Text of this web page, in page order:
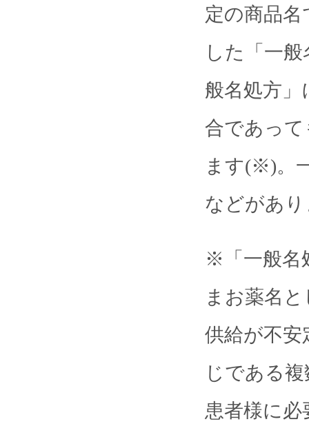
定の商品
した「一
般名処方
合であっ
ます(※)。
などがあ
※「一般名
まお薬名
供給が不安
じである
患者様に